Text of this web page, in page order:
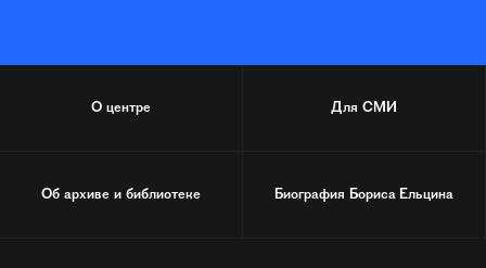
О центре Для СМИ
Об архиве и библиотеке Биография Бориса Ельцина